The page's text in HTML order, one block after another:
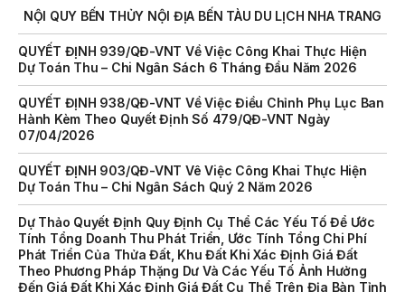
QUYẾT ĐỊNH 939/QĐ-VNT Về Việc Công Khai Thực Hiện
Dự Toán Thu – Chi Ngân Sách 6 Tháng Đầu Năm 2026
QUYẾT ĐỊNH 938/QĐ-VNT Về Việc Điều Chỉnh Phụ Lục Ban
Hành Kèm Theo Quyết Định Số 479/QĐ-VNT Ngày
07/04/2026
QUYẾT ĐỊNH 903/QĐ-VNT Vê Việc Công Khai Thực Hiện
Dự Toán Thu – Chi Ngân Sách Quý 2 Năm 2026
Dự Thảo Quyết Định Quy Định Cụ Thể Các Yếu Tố Để Ước
Tính Tổng Doanh Thu Phát Triển, Ước Tính Tổng Chi Phí
Phát Triển Của Thửa Đất, Khu Đất Khi Xác Định Giá Đất
Theo Phương Pháp Thặng Dư Và Các Yếu Tố Ảnh Hưởng
Đến Giá Đất Khi Xác Định Giá Đất Cụ Thể Trên Địa Bàn Tỉnh
Khánh Hòa